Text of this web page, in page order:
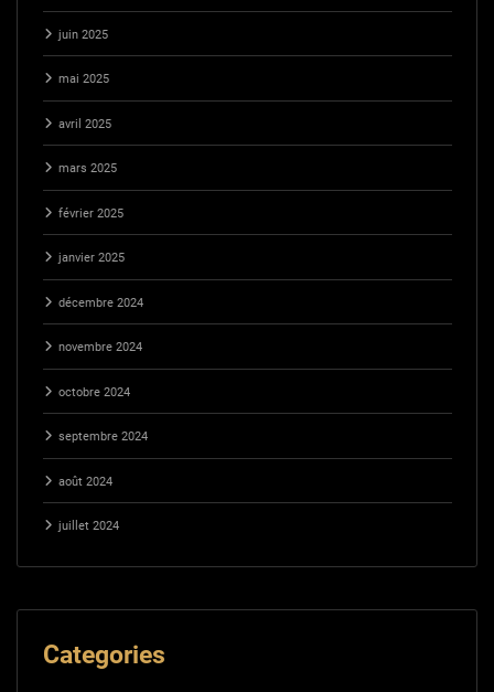
juin 2025
mai 2025
avril 2025
mars 2025
février 2025
janvier 2025
décembre 2024
novembre 2024
octobre 2024
septembre 2024
août 2024
juillet 2024
Categories